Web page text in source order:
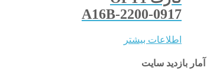
A16B-2200-0917
اطلاعات بیشتر
آمار بازدید سایت